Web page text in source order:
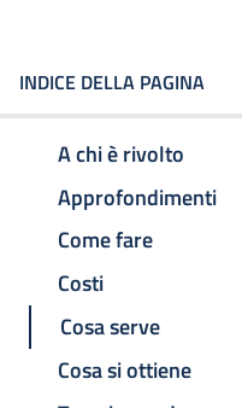
INDICE DELLA PAGINA
A chi è rivolto
Approfondimenti
Come fare
Costi
Cosa serve
Cosa si ottiene